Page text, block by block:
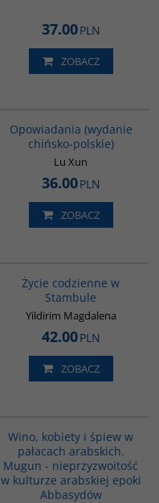
37.00PLN
ZOBACZ
Opowiadania (wydanie
chińsko-polskie)
Lu Xun
36.00PLN
ZOBACZ
Życie codzienne w
Stambule
Yildirim Magdalena
42.00PLN
ZOBACZ
Wino, kobiety i śpiew w
pałacach arabskich.
Mugun - nieprzyzwoitość
w kulturze arabskiej epoki
Abbasydów